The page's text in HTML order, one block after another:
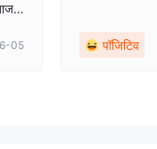
हैं
05 पॉजिटिव